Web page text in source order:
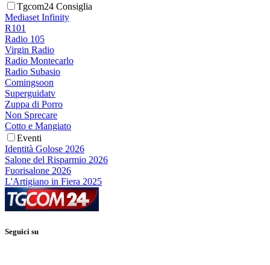
Tgcom24 Consiglia
Mediaset Infinity
R101
Radio 105
Virgin Radio
Radio Montecarlo
Radio Subasio
Comingsoon
Superguidatv
Zuppa di Porro
Non Sprecare
Cotto e Mangiato
Eventi
Identità Golose 2026
Salone del Risparmio 2026
Fuorisalone 2026
L'Artigiano in Fiera 2025
Seguici su